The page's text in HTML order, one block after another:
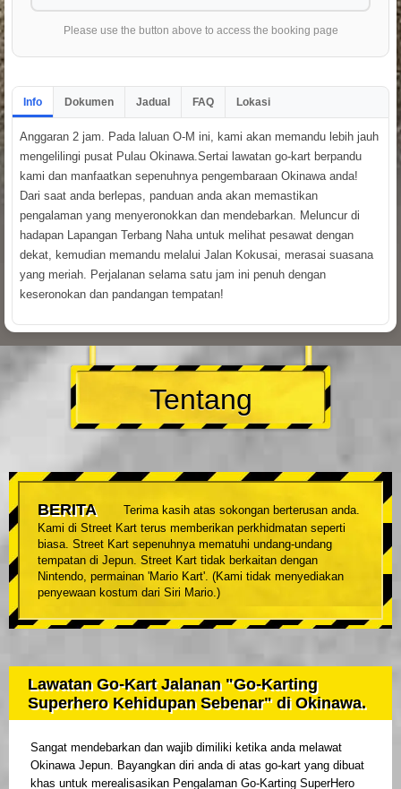
Please use the button above to access the booking page
Info Dokumen Jadual FAQ Lokasi
Anggaran 2 jam. Pada laluan O-M ini, kami akan memandu lebih jauh
mengelilingi pusat Pulau Okinawa.Sertai lawatan go-kart berpandu
kami dan manfaatkan sepenuhnya pengembaraan Okinawa anda!
Dari saat anda berlepas, panduan anda akan memastikan
pengalaman yang menyeronokkan dan mendebarkan. Meluncur di
hadapan Lapangan Terbang Naha untuk melihat pesawat dengan
dekat, kemudian memandu melalui Jalan Kokusai, merasai suasana
yang meriah. Perjalanan selama satu jam ini penuh dengan
keseronokan dan pandangan tempatan!
Tentang
BERITA
Terima kasih atas sokongan berterusan anda.
Kami di Street Kart terus memberikan perkhidmatan seperti
biasa. Street Kart sepenuhnya mematuhi undang-undang
tempatan di Jepun. Street Kart tidak berkaitan dengan
Nintendo, permainan 'Mario Kart'. (Kami tidak menyediakan
penyewaan kostum dari Siri Mario.)
Lawatan Go-Kart Jalanan "Go-Karting
Superhero Kehidupan Sebenar" di Okinawa.
Sangat mendebarkan dan wajib dimiliki ketika anda melawat
Okinawa Jepun. Bayangkan diri anda di atas go-kart yang dibuat
khas untuk merealisasikan Pengalaman Go-Karting SuperHero